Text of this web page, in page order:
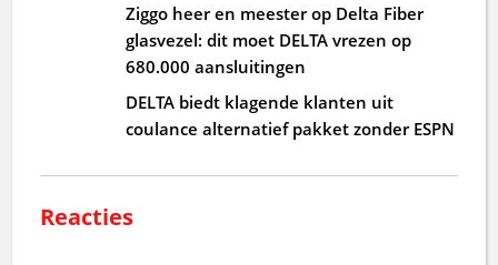
Ziggo heer en meester op Delta Fiber
glasvezel: dit moet DELTA vrezen op
680.000 aansluitingen
DELTA biedt klagende klanten uit
coulance alternatief pakket zonder ESPN
Reacties